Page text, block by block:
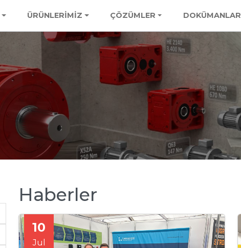
ÜRÜNLERİMİZ ÇÖZÜMLER DOKÜMANLAR
Haberler
10
Jul